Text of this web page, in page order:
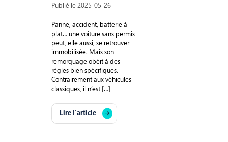
Publié le 2025-05-26
Panne, accident, batterie à
plat… une voiture sans permis
peut, elle aussi, se retrouver
immobilisée. Mais son
remorquage obéit à des
règles bien spécifiques.
Contrairement aux véhicules
classiques, il n’est […]
Lire l'article